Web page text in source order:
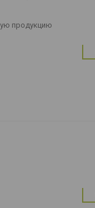
продукцию